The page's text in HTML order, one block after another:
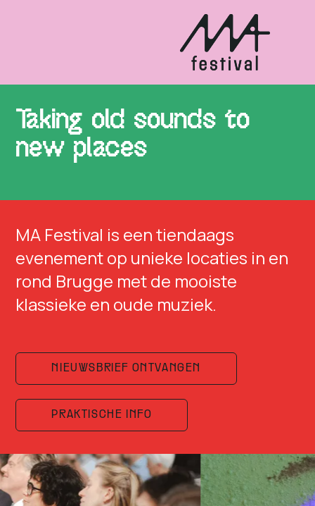
Taking old sounds to
new places
MA Festival is een tiendaags
evenement op unieke locaties in en
rond Brugge met de mooiste
klassieke en oude muziek.
NIEUWSBRIEF ONTVANGEN
PRAKTISCHE INFO